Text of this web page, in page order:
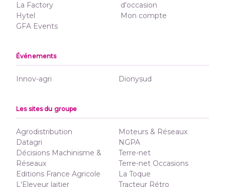
La Factory
Hytel
GFA Events
d'occasion
Mon compte
Événements
Innov-agri Dionysud
Les sites du groupe
Agrodistribution
Datagri
Décisions Machinisme &
Réseaux
Editions France Agricole
L'Eleveur laitier
Moteurs & Réseaux
NGPA
Terre-net
Terre-net Occasions
La Toque
Tracteur Rétro